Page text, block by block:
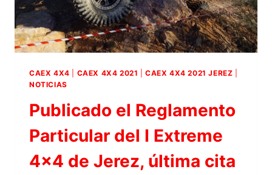
EVENTO
QUE
POR
PRIMERA
CONTARÁ
PRUEBA
CAMPEONATO
4×4
CAEX 4X4 CAEX 4X4 2021 |CAEX 4X4 2021 JEREZ
NOTICIAS
Publicado el Reglamento
Particular del I Extreme
4×4 de Jerez, última cita